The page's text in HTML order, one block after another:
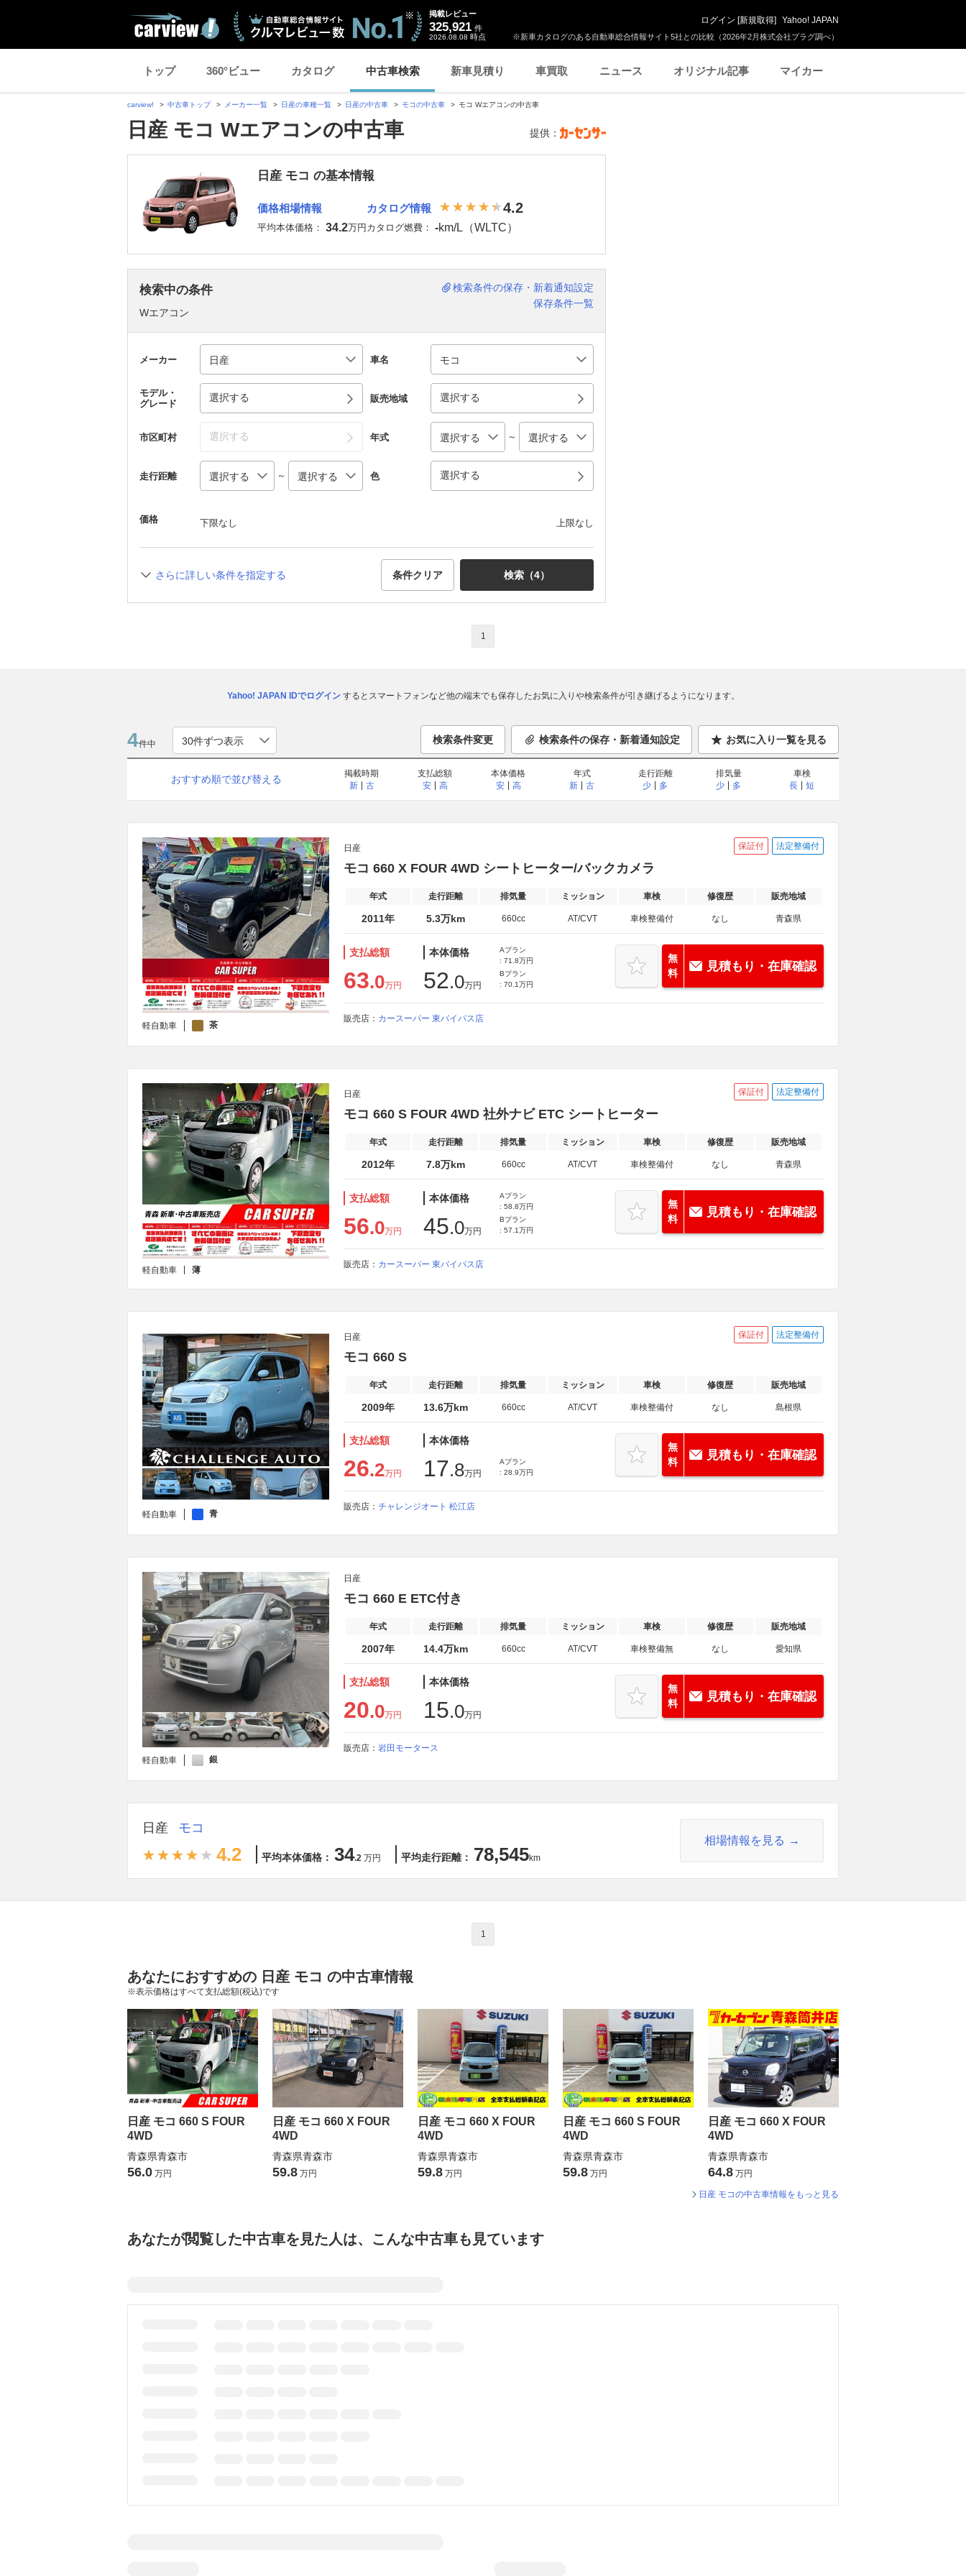
※新車カタログのある自動車総合情報サイト5社との比較（2026年2月株式会社プラグ調べ）
掲載レビュー
325,921 件
2026.08.08 時点
ログイン [新規取得] Yahoo! JAPAN
トップ 360°ビュー カタログ 中古車検索 新車見積り 車買取 ニュース オリジナル記事 マイカー
carview! 中古車トップ メーカー一覧 日産の車種一覧 日産の中古車 モコの中古車 モコ Wエアコンの中古車
日産 モコ Wエアコンの中古車 提供：
日産 モコ の基本情報
価格相場情報
平均本体価格： 34.2万円
カタログ情報 4.2
カタログ燃費： -km/L（WLTC）
検索中の条件
Wエアコン
検索条件の保存・新着通知設定
保存条件一覧
メーカー 車名
モデル・
グレード
選択する 販売地域 選択する
市区町村 選択する 年式 ～
走行距離 ～ 色 選択する
価格 下限なし 上限なし
さらに詳しい条件を指定する 条件クリア 検索（4）
1
Yahoo! JAPAN IDでログインするとスマートフォンなど他の端末でも保存したお気に入りや検索条件が引き継げるようになります。
4件中 検索条件変更 検索条件の保存・新着通知設定 お気に入り一覧を見る
おすすめ順で並び替える
掲載時期
新
古
支払総額
安
高
本体価格
安
高
年式
新
古
走行距離
少
多
排気量
少
多
車検
長
短
軽自動車 茶
日産 保証付 法定整備付
モコ 660 X FOUR 4WD シートヒーター/バックカメラ
年式 走行距離 排気量 ミッション 車検 修復歴 販売地域
2011年 5.3万km 660cc AT/CVT 車検整備付 なし 青森県
支払総額
63.0万円
本体価格
52.0万円
Aプラン
: 71.8万円
Bプラン
: 70.1万円
無
料
見積もり・在庫確認
販売店： カースーパー 東バイパス店
軽自動車 薄
日産 保証付 法定整備付
モコ 660 S FOUR 4WD 社外ナビ ETC シートヒーター
年式 走行距離 排気量 ミッション 車検 修復歴 販売地域
2012年 7.8万km 660cc AT/CVT 車検整備付 なし 青森県
支払総額
56.0万円
本体価格
45.0万円
Aプラン
: 58.8万円
Bプラン
: 57.1万円
無
料
見積もり・在庫確認
販売店： カースーパー 東バイパス店
軽自動車 青
日産 保証付 法定整備付
モコ 660 S
年式 走行距離 排気量 ミッション 車検 修復歴 販売地域
2009年 13.6万km 660cc AT/CVT 車検整備付 なし 島根県
支払総額
26.2万円
本体価格
17.8万円
Aプラン
: 28.9万円
無
料
見積もり・在庫確認
販売店： チャレンジオート 松江店
軽自動車 銀
日産
モコ 660 E ETC付き
年式 走行距離 排気量 ミッション 車検 修復歴 販売地域
2007年 14.4万km 660cc AT/CVT 車検整備無 なし 愛知県
支払総額
20.0万円
本体価格
15.0万円
無
料
見積もり・在庫確認
販売店： 岩田モータース
日産 モコ
4.2 平均本体価格： 34.2 万円 平均走行距離： 78,545km
相場情報を見る
1
あなたにおすすめの 日産 モコ の中古車情報
※表示価格はすべて支払総額(税込)です
日産 モコ 660 S FOUR
4WD
青森県青森市
56.0 万円
日産 モコ 660 X FOUR
4WD
青森県青森市
59.8 万円
日産 モコ 660 X FOUR
4WD
青森県青森市
59.8 万円
日産 モコ 660 S FOUR
4WD
青森県青森市
59.8 万円
日産 モコ 660 X FOUR
4WD
青森県青森市
64.8 万円
日産 モコの中古車情報をもっと見る
あなたが閲覧した中古車を見た人は、こんな中古車も見ています